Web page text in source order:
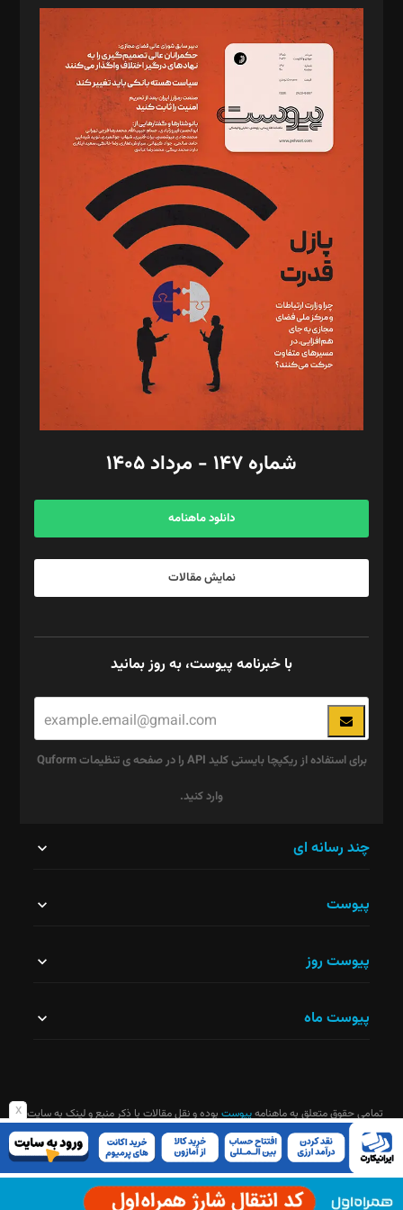
x
مدیر مسئول: محمدباقر اثنی‌عشری
سردبیر: مهرک محمودی
دبیر تحریریه: میثم قاسمی
د‌بیر ناداستان: سمانه سمیع
د‌بیر خدمت و تجارت: ابوالفضل رجبی
د‌بیر حقوق فناوری: حسام‌الدین ایپکچی
د‌بیر پیوست جهان: مینا پاکدل
د‌بیر تحریریه آنلاین: بابک نقاش
تحریریه‌: مجتبی محمود‌ی، آرش برهمند، یسنا امان‌پور، سروش کرمیان،
مصطفی مسجدی آرانی، ابوالفضل رجبی، زهرا فکرانه، فائزه فتحی
رستمی،مصطفی باستان
ویرایش: نگار استاد‌‌آقا
طراح یونیفرم: مجید توکلی
فیلمبرداری و عکاسی: امیر شفیعی، مانی لطفی زاده
گرافیک و صفحه‌آرایی: سید‌سبحان‌علی ثابت
مد‌یر توسعه تجاری: کامبیز برید‌
امور مالی: شاپور رهبری، محمد‌ کاظمی‌نیا
آگهی و مشترکین: ۰۹۱۹۹۹۹۰۴۵۴
شماره ۱۴۷ - مرداد ۱۴۰۵
دانلود ماهنامه
نمایش مقالات
با خبرنامه پیوست، به روز بمانید
برای استفاده از ریکپچا بایستی کلید API را در صفحه ی تنظیمات Quform
وارد کنید.
نباید
شود.
چند رسانه ای
پیوست
پیوست روز
پیوست ماه
تمامی حقوق متعلق به ماهنامهپیوست بوده و نقل مقالات با ذکر منبع و لینک به سایت
ماهنامه آزاد است